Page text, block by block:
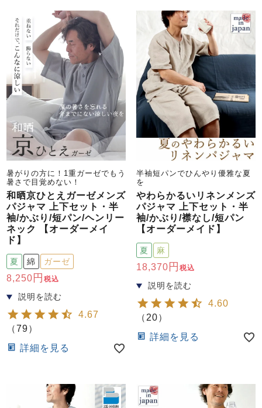
秋
ガールズパジャマ
春
ボーイズパジャマ
春
売れ筋ランキング
- Item Ranking -
新着商品
- New Arrival -
すべての生地一覧はこちら
売れ筋ランキング
- Item Ranking -
新着商品
- New Arrival -
目的別でさがす一覧はこちら
すべてのメン
ズ
パジャマ
長袖 半袖 七分袖
前開き かぶり スリーパー
羽織・バスロ
ーブ
ズボン単品
ガールズ半袖 ワンピース
暑がりの方に！1重ガーゼでもう
暑さで目覚めない！
和晒京ひとえガーゼメンズ
パジャマ 上下セット・半
袖/かぶり/短パン/ヘンリー
ネック 【オーダーメイ
ド】
夏 綿 ガーゼ
8,250 税込
4.67
（79）
詳細を見る
半袖短パンでひんやり優雅な夏
を
やわらかるいリネンメンズ
パジャマ 上下セット・半
袖/かぶり/襟なし/短パン
【オーダーメイド】
夏 麻
18,370 税込
4.60
（ 20）
詳細を見る